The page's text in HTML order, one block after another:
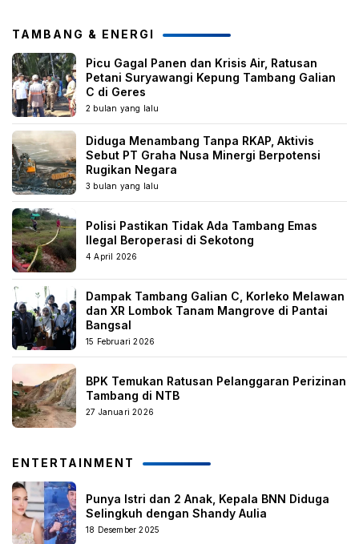
TAMBANG & ENERGI
Picu Gagal Panen dan Krisis Air, Ratusan
Petani Suryawangi Kepung Tambang Galian
C di Geres
2 bulan yang lalu
Diduga Menambang Tanpa RKAP, Aktivis
Sebut PT Graha Nusa Minergi Berpotensi
Rugikan Negara
3 bulan yang lalu
Polisi Pastikan Tidak Ada Tambang Emas
Ilegal Beroperasi di Sekotong
4 April 2026
Dampak Tambang Galian C, Korleko Melawan
dan XR Lombok Tanam Mangrove di Pantai
Bangsal
15 Februari 2026
BPK Temukan Ratusan Pelanggaran Perizinan
Tambang di NTB
27 Januari 2026
ENTERTAINMENT
Punya Istri dan 2 Anak, Kepala BNN Diduga
Selingkuh dengan Shandy Aulia
18 Desember 2025